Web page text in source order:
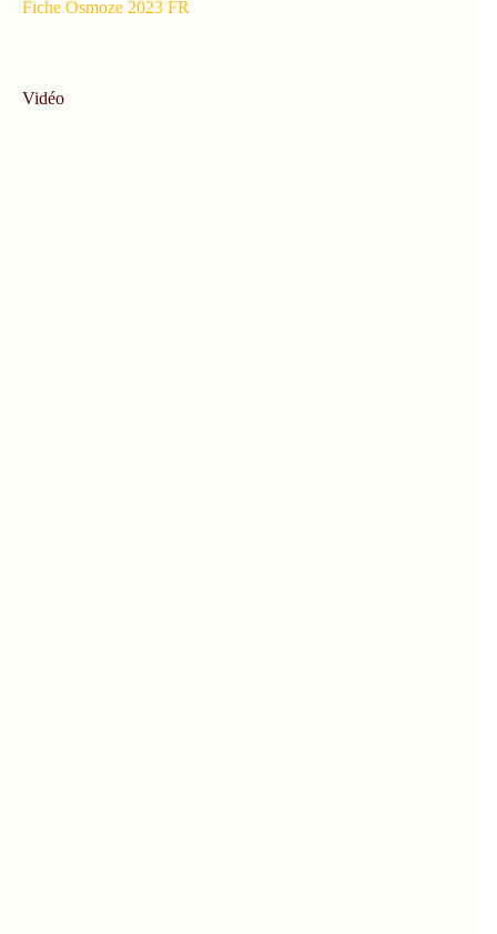
Fiche Osmoze 2023 FR
Vidéo